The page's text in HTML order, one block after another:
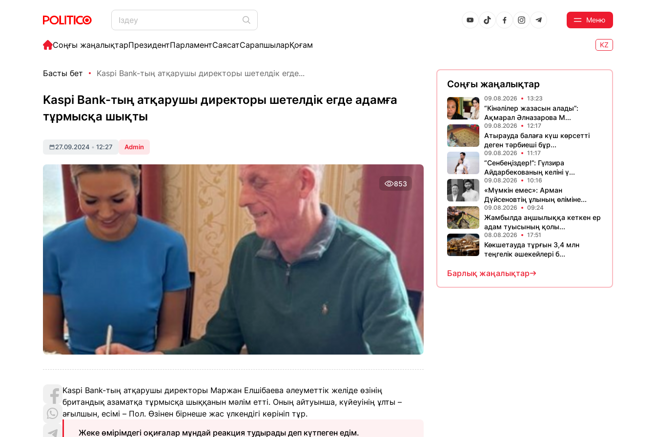
Меню
Соңғы жаңалықтарПрезидентПарламентСаясатСарапшыларҚоғам KZ
Басты бет Kaspi Bank-тың атқарушы директоры шетелдік егде...
Kaspi Bank-тың атқарушы директоры шетелдік егде адамға
тұрмысқа шықты
27.09.2024 • 12:27 Admin
853
Kaspi Bank-тың атқарушы директоры Маржан Елшібаева әлеуметтік желіде өзінің
британдық азаматқа тұрмысқа шыққанын мәлім етті. Оның айтуынша, күйеуінің ұлты –
ағылшын, есімі – Пол. Өзінен бірнеше жас үлкендігі көрініп тұр.
Жеке өмірімдегі оқиғалар мұндай реакция тудырады деп күтпеген едім.
Соңғы жаңалықтар
09.08.2026 13:23
“Кінәлілер жазасын алады”:
Ақмарал Әлназарова М...
09.08.2026 12:17
Атырауда балаға күш көрсетті
деген тәрбиеші бұр...
09.08.2026 11:17
“Сенбеңіздер!”: Гүлзира
Айдарбекованың келіні ү...
09.08.2026 10:16
«Мүмкін емес»: Арман
Дүйсеновтің ұлының өліміне...
09.08.2026 09:24
Жамбылда аңшылыққа кеткен ер
адам туысының қолы...
08.08.2026 17:51
Көкшетауда тұрғын 3,4 млн
теңгелік әшекейлері б...
Барлық жаңалықтар